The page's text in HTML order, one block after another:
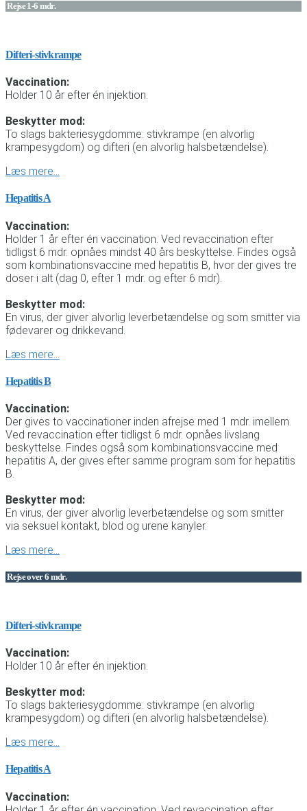
Rejse 1-6 mdr.
Difteri-stivkrampe
Vaccination:
Holder 10 år efter én injektion.
Beskytter mod:
To slags bakteriesygdomme: stivkrampe (en alvorlig
krampesygdom) og difteri (en alvorlig halsbetændelse).
Læs mere…
Hepatitis A
Vaccination:
Holder 1 år efter én vaccination. Ved revaccination efter
tidligst 6 mdr. opnåes mindst 40 års beskyttelse. Findes også
som kombinationsvaccine med hepatitis B, hvor der gives tre
doser i alt (dag 0, efter 1 mdr. og efter 6 mdr).
Beskytter mod:
En virus, der giver alvorlig leverbetændelse og som smitter via
fødevarer og drikkevand.
Læs mere…
Hepatitis B
Vaccination:
Der gives to vaccinationer inden afrejse med 1 mdr. imellem.
Ved revaccination efter tidligst 6 mdr. opnåes livslang
beskyttelse. Findes også som kombinationsvaccine med
hepatitis A, der gives efter samme program som for hepatitis
B.
Beskytter mod:
En virus, der giver alvorlig leverbetændelse og som smitter
via seksuel kontakt, blod og urene kanyler.
Læs mere…
Rejse over 6 mdr.
Difteri-stivkrampe
Vaccination:
Holder 10 år efter én injektion.
Beskytter mod:
To slags bakteriesygdomme: stivkrampe (en alvorlig
krampesygdom) og difteri (en alvorlig halsbetændelse).
Læs mere…
Hepatitis A
Vaccination: